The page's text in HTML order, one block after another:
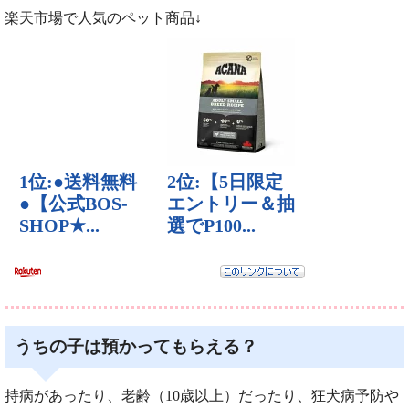
楽天市場で人気のペット商品↓
うちの子は預かってもらえる？
持病があったり、老齢（10歳以上）だったり、狂犬病予防や